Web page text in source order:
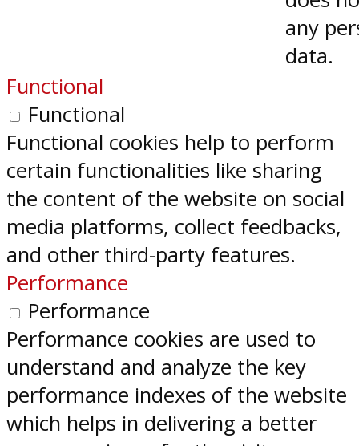
any
data.
Functional
Functional
Functional cookies help to perform
certain functionalities like sharing
the content of the website on social
media platforms, collect feedbacks,
and other third-party features.
Performance
Performance
Performance cookies are used to
understand and analyze the key
performance indexes of the website
which helps in delivering a better